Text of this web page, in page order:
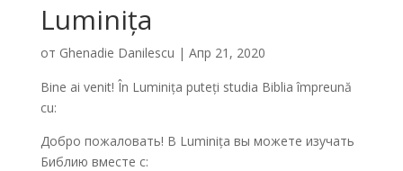
Luminița
от Ghenadie Danilescu | Апр 21, 2020
Bine ai venit! În Luminița puteți studia Biblia împreună
cu:
Добро пожаловать! В Luminița вы можете изучать
Библию вместе с: